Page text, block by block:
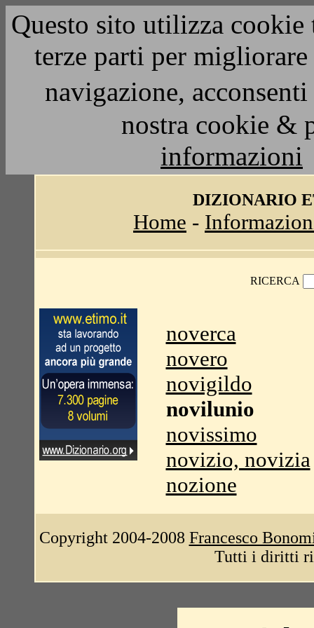
Questo sito utilizza
terze parti per
navigazione,
nostra cookie &
informazioni
DIZIONARIO
Home -
RICERCA
noverca
novero
novigildo
novilunio
novissimo
novizio, novizia
nozione
Copyright 2004-2008 Francesco
Tutti i diritti